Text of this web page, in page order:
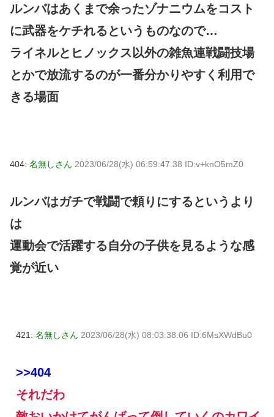
ルンバはあくまで余ったゾナニウムをコスト
に武器をケチれるというものなので…
ライネルとヒノックス以外の雑魚連戦闘技場
とかで放流するのが一番分かりやすく利用で
きる場面
404: 名無しさん 2023/06/28(水) 06:59:47.38 ID:v+knO5mZ0
ルンバはガチで戦闘で頼りにするというより
は
運動会で活躍する自分の子供を見るような感
覚が近い
421: 名無しさん 2023/06/28(水) 08:03:38.06 ID:6MsXWdBu0
>>404
それだわ